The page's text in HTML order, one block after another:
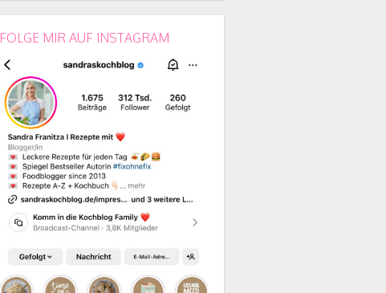
FOLGE MIR AUF INSTAGRAM